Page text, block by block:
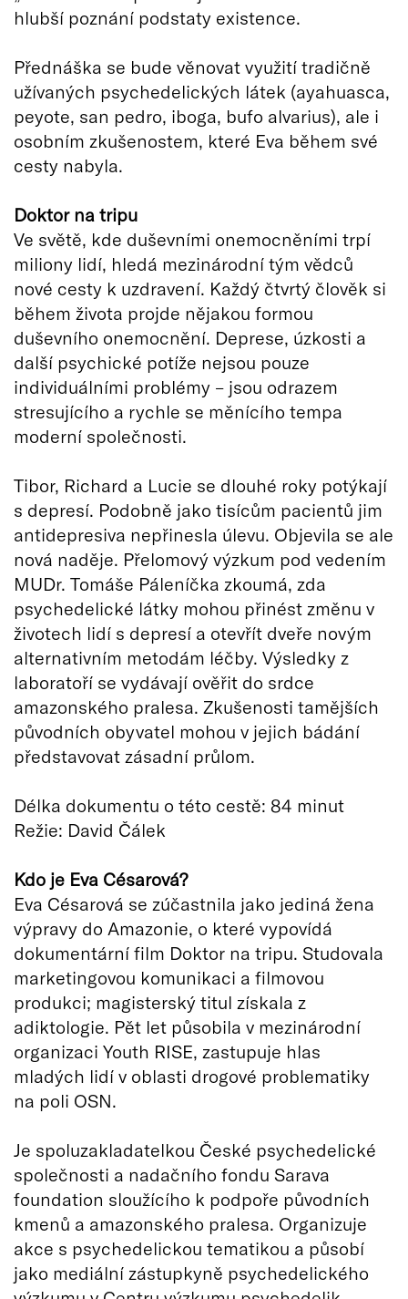
hlubší poznání podstaty existence.
Přednáška se bude věnovat využití tradičně
užívaných psychedelických látek (ayahuasca,
peyote, san pedro, iboga, bufo alvarius), ale i
osobním zkušenostem, které Eva během své
cesty nabyla.
Doktor na tripu
Ve světě, kde duševními onemocněními trpí
miliony lidí, hledá mezinárodní tým vědců
nové cesty k uzdravení. Každý čtvrtý člověk si
během života projde nějakou formou
duševního onemocnění. Deprese, úzkosti a
další psychické potíže nejsou pouze
individuálními problémy – jsou odrazem
stresujícího a rychle se měnícího tempa
moderní společnosti.
Tibor, Richard a Lucie se dlouhé roky potýkají
s depresí. Podobně jako tisícům pacientů jim
antidepresiva nepřinesla úlevu. Objevila se ale
nová naděje. Přelomový výzkum pod vedením
MUDr. Tomáše Páleníčka zkoumá, zda
psychedelické látky mohou přinést změnu v
životech lidí s depresí a otevřít dveře novým
alternativním metodám léčby. Výsledky z
laboratoří se vydávají ověřit do srdce
amazonského pralesa. Zkušenosti tamějších
původních obyvatel mohou v jejich bádání
představovat zásadní průlom.
Délka dokumentu o této cestě: 84 minut
Režie: David Čálek
Kdo je Eva Césarová?
Eva Césarová se zúčastnila jako jediná žena
výpravy do Amazonie, o které vypovídá
dokumentární film Doktor na tripu. Studovala
marketingovou komunikaci a filmovou
produkci; magisterský titul získala z
adiktologie. Pět let působila v mezinárodní
organizaci Youth RISE, zastupuje hlas
mladých lidí v oblasti drogové problematiky
na poli OSN.
Je spoluzakladatelkou České psychedelické
společnosti a nadačního fondu Sarava
foundation sloužícího k podpoře původních
kmenů a amazonského pralesa. Organizuje
akce s psychedelickou tematikou a působí
jako mediální zástupkyně psychedelického